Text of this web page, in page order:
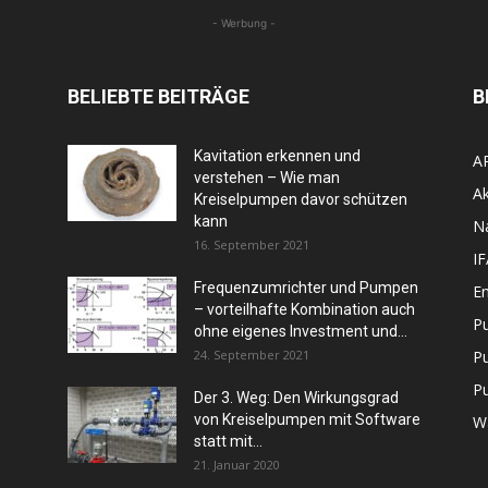
- Werbung -
BELIEBTE BEITRÄGE
Kavitation erkennen und
verstehen – Wie man
Kreiselpumpen davor schützen
kann
16. September 2021
Frequenzumrichter und Pumpen
– vorteilhafte Kombination auch
ohne eigenes Investment und...
24. September 2021
Der 3. Weg: Den Wirkungsgrad
von Kreiselpumpen mit Software
statt mit...
21. Januar 2020